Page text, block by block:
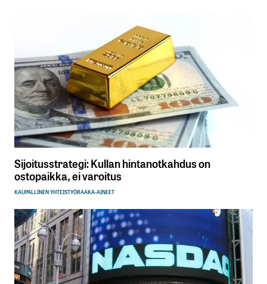
Sijoitusstrategi: Kullan hintanotkahdus on
ostopaikka, ei varoitus
KAUPALLINEN YHTEISTYÖRAAKA-AINEET